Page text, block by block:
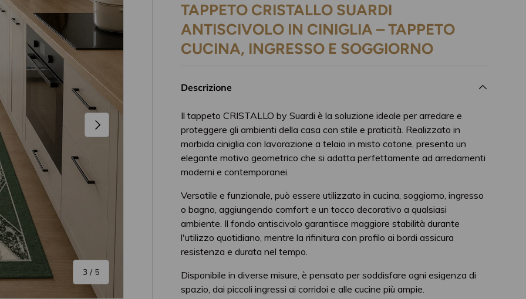
3 / di
5
Avanti
TAPPETO CRISTALLO SUARDI
ANTISCIVOLO IN CINIGLIA – TAPPETO
CUCINA, INGRESSO E SOGGIORNO
Descrizione
Il tappeto CRISTALLO by Suardi è la soluzione ideale per arredare e
proteggere gli ambienti della casa con stile e praticità. Realizzato in
morbida ciniglia con lavorazione a telaio in misto cotone, presenta un
elegante motivo geometrico che si adatta perfettamente ad arredamenti
moderni e contemporanei.
Versatile e funzionale, può essere utilizzato in cucina, soggiorno, ingresso
o bagno, aggiungendo comfort e un tocco decorativo a qualsiasi
ambiente. Il fondo antiscivolo garantisce maggiore stabilità durante
l'utilizzo quotidiano, mentre la rifinitura con profilo ai bordi assicura
resistenza e durata nel tempo.
Disponibile in diverse misure, è pensato per soddisfare ogni esigenza di
spazio, dai piccoli ingressi ai corridoi e alle cucine più ampie.